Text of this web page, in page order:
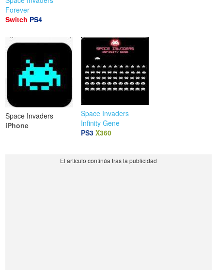
Forever
Switch PS4
Space Invaders
iPhone
Space Invaders
Infinity Gene
PS3 X360